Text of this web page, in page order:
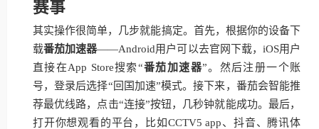
赛事
其实操作很简单，几步就能搞定。首先，根据你的设备下
载番茄加速器——Android用户可以去官网下载，iOS用户
直接在App Store搜索“番茄加速器”。然后注册一个账
号，登录后选择“回国加速”模式。接下来，番茄会智能推
荐最优线路，点击“连接”按钮，几秒钟就能成功。最后，
打开你想观看的平台，比如CCTV5 app、抖音、腾讯体